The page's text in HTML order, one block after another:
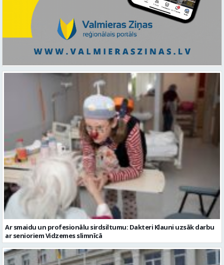
Ar smaidu un profesionālu sirdsiltumu: Dakteri Klauni uzsāk darbu
ar senioriem Vidzemes slimnīcā